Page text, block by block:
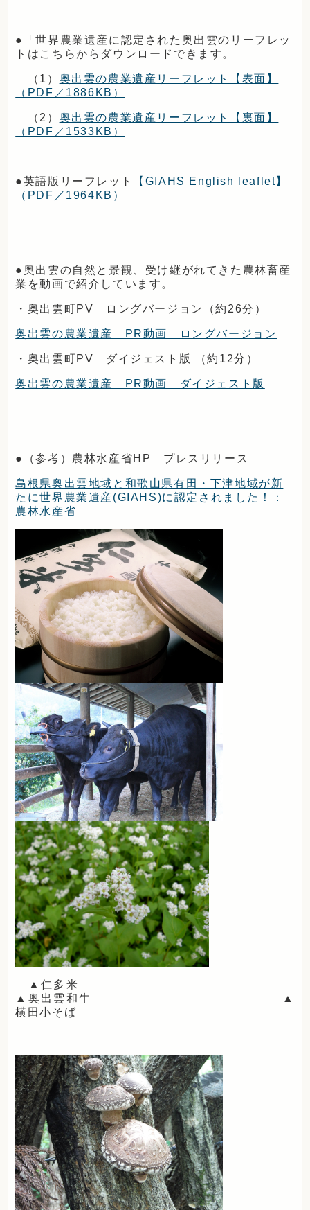
●「世界農業遺産に認定された奥出雲のリーフレッ
トはこちらからダウンロードできます。
（1） 奥出雲の農業遺産リーフレット【表面】
（PDF／1886KB）
（2） 奥出雲の農業遺産リーフレット【裏面】
（PDF／1533KB）
●英語版リーフレット
【GIAHS English leaflet】
（PDF／1964KB）
●奥出雲の自然と景観、受け継がれてきた農林畜産
業を動画で紹介しています。
・奥出雲町PV ロングバージョン（約26分）
奥出雲の農業遺産 PR動画 ロングバージョン
・奥出雲町PV ダイジェスト版 （約12分）
奥出雲の農業遺産 PR動画 ダイジェスト版
●（参考）農林水産省HP プレスリリース
島根県奥出雲地域と和歌山県有田・下津地域が新
たに世界農業遺産(GIAHS)に認定されました！：
農林水産省
▲仁多米
▲奥出雲和牛 ▲
横田小そば